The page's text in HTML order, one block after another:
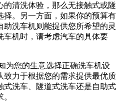
清洗体验，那么无接触式或隧
择。另一方面，如果你的预算有
助洗车机则能提供您所希望的灵
车机时，请考虑汽车的具体要
为您的生意选择正确洗车机设
致力于根据您的需求提供最优质
式洗车、隧道式洗车还是自助式